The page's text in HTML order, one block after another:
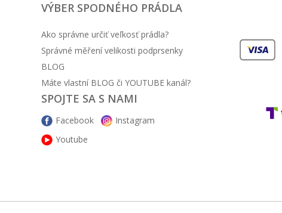
VÝBER SPODNÉHO PRÁDLA
Ako správne určiť veľkosť prádla?
Správné měření velikosti podprsenky
BLOG
Máte vlastní BLOG či YOUTUBE kanál?
SPOJTE SA S NAMI
Facebook
Instagram
Youtube